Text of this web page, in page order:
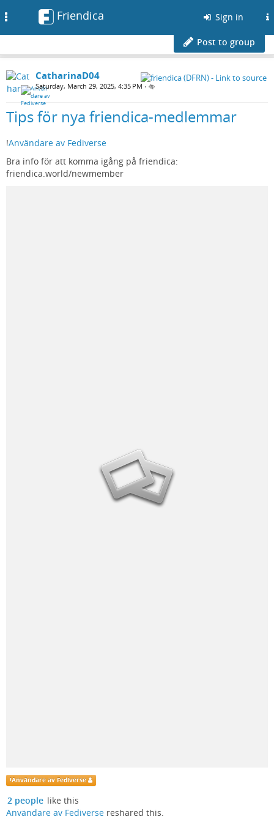
Friendica Sign in
Post to group
CatharinaD04
Saturday, March 29, 2025, 4:35 PM •
Tips för nya friendica-medlemmar
!Användare av Fediverse
Bra info för att komma igång på friendica:
friendica.world/newmember
!Användare av Fediverse
2 people like this
Användare av Fediverse reshared this.